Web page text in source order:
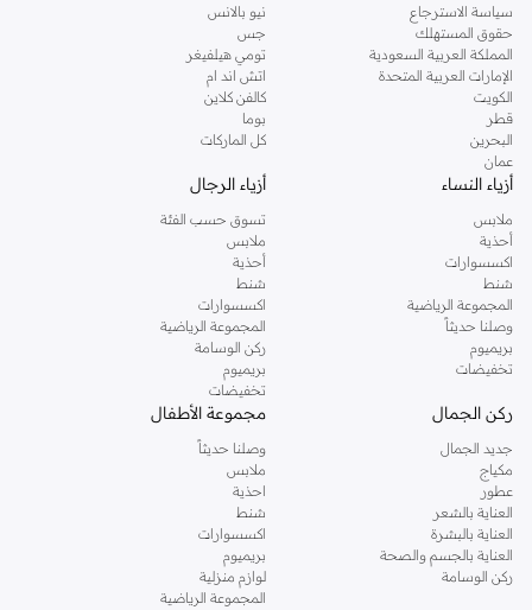
تسوقي دوروثي بيركنز اون لاين مسقط
تسوقي دوروثي بيركنز اون لاين من نمشي واستمتعي باكثر من الف ستايل من مجموعة
دوروثي بيركنز الشهيرة. تصفحي المجموعة كاملة في متجر دوروثي بيركنز اون لاين او
استخدمي القائمة لتحديد تجربة تسوق دوروثي بيركنز اون لاين. خدمة التوصيل السريعة
والدعم الاستثنائي يضمن لك تجربة تسوق ممتعة دائما مع نمشي.
سياسة الاسترجاع
حقوق المستهلك
المملكة العربية السعودية
الإمارات العربية المتحدة
الكويت
قطر
البحرين
عمان
نيو بالانس
جس
تومي هيلفيغر
اتش اند ام
كالفن كلاين
بوما
كل الماركات
أزياء النساء
ملابس
أحذية
اكسسوارات
شنط
المجموعة الرياضية
وصلنا حديثاً
بريميوم
تخفيضات
أزياء الرجال
تسوق حسب الفئة
ملابس
أحذية
شنط
اكسسوارات
المجموعة الرياضية
ركن الوسامة
بريميوم
تخفيضات
ركن الجمال
جديد الجمال
مكياج
عطور
العناية بالشعر
العناية بالبشرة
العناية بالجسم والصحة
ركن الوسامة
مجموعة الأطفال
وصلنا حديثاً
ملابس
احذية
شنط
اكسسوارات
بريميوم
لوازم منزلية
المجموعة الرياضية